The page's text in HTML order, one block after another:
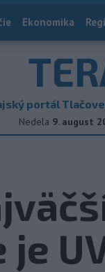
Ekonomika
portál
Nedela 9. august